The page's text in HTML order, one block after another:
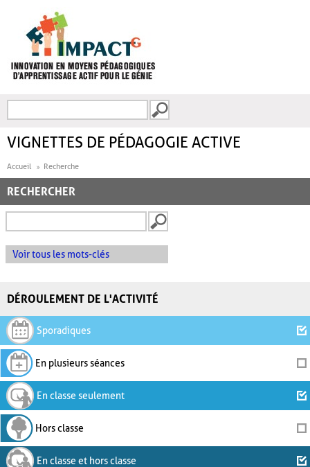
FORMULAIRE DE
VIGNETTES DE PÉDAGOGIE ACTIVE
Accueil Recherche
RECHERCHER
Voir tous les mots-clés
DÉROULEMENT DE L'ACTIVITÉ
Sporadiques
En plusieurs séances
En classe seulement
Hors classe
En classe et hors classe